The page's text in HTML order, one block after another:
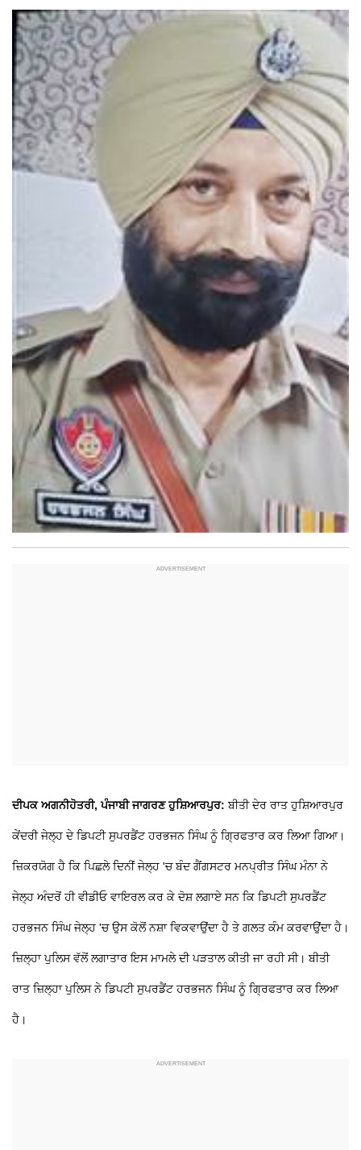
ਦੀਪਕ ਅਗਨੀਹੋਤਰੀ, ਪੰਜਾਬੀ ਜਾਗਰਣ ਹੁਸ਼ਿਆਰਪੁਰ:ਬੀਤੀ ਦੇਰ ਰਾਤ ਹੁਸ਼ਿਆਰਪੁਰ
ਕੇਂਦਰੀ ਜੇਲ੍ਹ ਦੇ ਡਿਪਟੀ ਸੁਪਰਡੈਂਟ ਹਰਭਜਨ ਸਿੰਘ ਨੂੰ ਗ੍ਰਿਫਤਾਰ ਕਰ ਲਿਆ ਗਿਆ।
ਜ਼ਿਕਰਯੋਗ ਹੈ ਕਿ ਪਿਛਲੇ ਦਿਨੀਂ ਜੇਲ੍ਹ 'ਚ ਬੰਦ ਗੈਂਗਸਟਰ ਮਨਪ੍ਰੀਤ ਸਿੰਘ ਮੰਨਾ ਨੇ
ਜੇਲ੍ਹ ਅੰਦਰੋਂ ਹੀ ਵੀਡੀਓ ਵਾਇਰਲ ਕਰ ਕੇ ਦੋਸ਼ ਲਗਾਏ ਸਨ ਕਿ ਡਿਪਟੀ ਸੁਪਰਡੈਂਟ
ਹਰਭਜਨ ਸਿੰਘ ਜੇਲ੍ਹ 'ਚ ਉਸ ਕੋਲੋਂ ਨਸ਼ਾ ਵਿਕਵਾਉਂਦਾ ਹੈ ਤੇ ਗਲਤ ਕੰਮ ਕਰਵਾਉਂਦਾ ਹੈ।
ਜ਼ਿਲ੍ਹਾ ਪੁਲਿਸ ਵੱਲੋਂ ਲਗਾਤਾਰ ਇਸ ਮਾਮਲੇ ਦੀ ਪੜਤਾਲ ਕੀਤੀ ਜਾ ਰਹੀ ਸੀ। ਬੀਤੀ
ਰਾਤ ਜ਼ਿਲ੍ਹਾ ਪੁਲਿਸ ਨੇ ਡਿਪਟੀ ਸੁਪਰਡੈਂਟ ਹਰਭਜਨ ਸਿੰਘ ਨੂੰ ਗ੍ਰਿਫਤਾਰ ਕਰ ਲਿਆ
ਹੈ।